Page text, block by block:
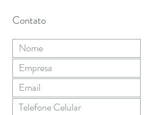
Contato